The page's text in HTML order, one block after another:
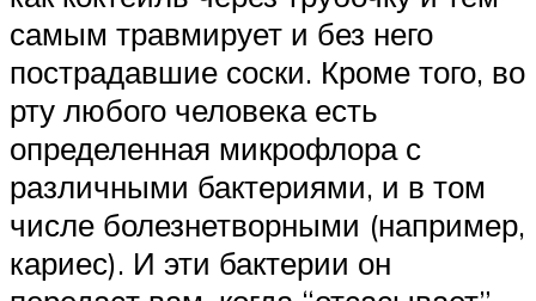
самым травмирует и без него
пострадавшие соски. Кроме того, во
рту любого человека есть
определенная микрофлора с
различными бактериями, и в том
числе болезнетворными (например,
кариес). И эти бактерии он